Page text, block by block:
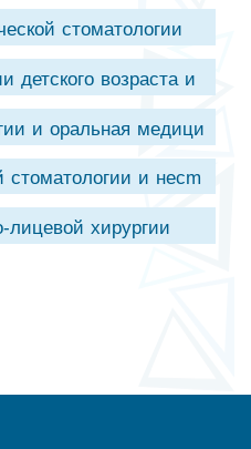
стоматологии
детского возраста и
и оральная медици
и несm
хирургии